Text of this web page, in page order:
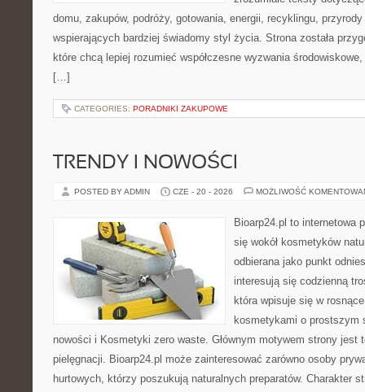
domu, zakupów, podróży, gotowania, energii, recyklingu,
wspierających bardziej świadomy styl życia. Strona została
które chcą lepiej rozumieć współczesne wyzwania
[…]
CATEGORIES: PORADNIKI ZAKUPOWE
TRENDY I NOWOŚCI
POSTED BY ADMIN CZE - 20 - 2026 MOŻLIWOŚĆ
Bioarp24.pl to internetowa
się wokół kosmetyków
odbierana jako punkt
interesują się codzienną
która wpisuje się w
kosmetykami o prostszym
nowości i Kosmetyki zero waste. Głównym motywem strony jest
pielęgnacji. Bioarp24.pl może zainteresować zarówno osoby
hurtowych, którzy poszukują naturalnych preparatów. Charakter